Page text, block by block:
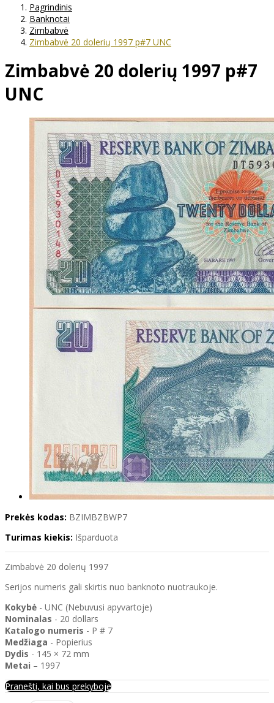
Pagrindinis
Banknotai
Zimbabvė
Zimbabvė 20 dolerių 1997 p#7 UNC
Zimbabvė 20 dolerių 1997 p#7
UNC
Prekės kodas: BZIMBZBWP7
Turimas kiekis: Išparduota
Zimbabvė 20 dolerių 1997
Serijos numeris gali skirtis nuo banknoto nuotraukoje.
Kokybė - UNC (Nebuvusi apyvartoje)
Nominalas - 20 dollars
Katalogo numeris - P # 7
Medžiaga - Popierius
Dydis - 145 × 72 mm
Metai – 1997
Pranešti, kai bus prekyboje